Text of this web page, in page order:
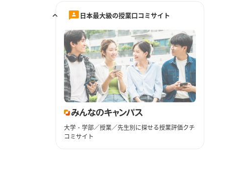
日本最大級の授業口コミサイト
大学・学部／授業／先生別に探せる授業評価クチ
コミサイト